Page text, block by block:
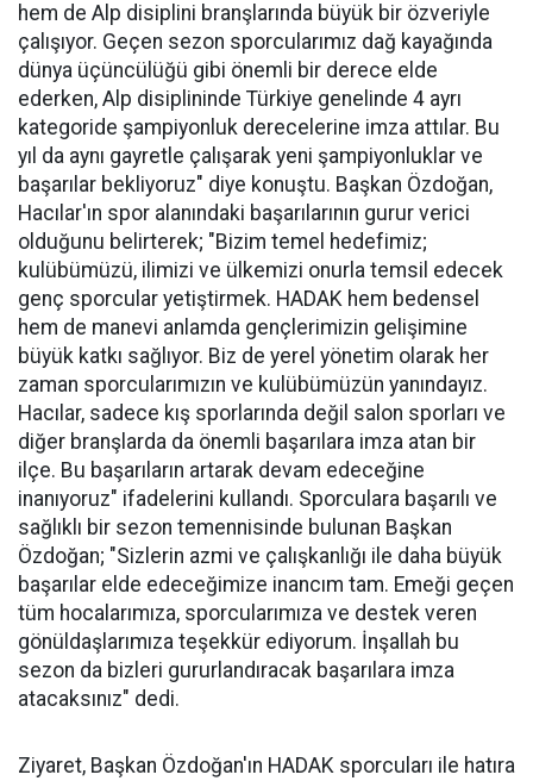
hem de Alp disiplini branşlarında büyük bir özveriyle
çalışıyor. Geçen sezon sporcularımız dağ kayağında
dünya üçüncülüğü gibi önemli bir derece elde
ederken, Alp disiplininde Türkiye genelinde 4 ayrı
kategoride şampiyonluk derecelerine imza attılar. Bu
yıl da aynı gayretle çalışarak yeni şampiyonluklar ve
başarılar bekliyoruz" diye konuştu. Başkan Özdoğan,
Hacılar'ın spor alanındaki başarılarının gurur verici
olduğunu belirterek; "Bizim temel hedefimiz;
kulübümüzü, ilimizi ve ülkemizi onurla temsil edecek
genç sporcular yetiştirmek. HADAK hem bedensel
hem de manevi anlamda gençlerimizin gelişimine
büyük katkı sağlıyor. Biz de yerel yönetim olarak her
zaman sporcularımızın ve kulübümüzün yanındayız.
Hacılar, sadece kış sporlarında değil salon sporları ve
diğer branşlarda da önemli başarılara imza atan bir
ilçe. Bu başarıların artarak devam edeceğine
inanıyoruz" ifadelerini kullandı. Sporculara başarılı ve
sağlıklı bir sezon temennisinde bulunan Başkan
Özdoğan; "Sizlerin azmi ve çalışkanlığı ile daha büyük
başarılar elde edeceğimize inancım tam. Emeği geçen
tüm hocalarımıza, sporcularımıza ve destek veren
gönüldaşlarımıza teşekkür ediyorum. İnşallah bu
sezon da bizleri gururlandıracak başarılara imza
atacaksınız" dedi.
Ziyaret, Başkan Özdoğan'ın HADAK sporcuları ile hatıra